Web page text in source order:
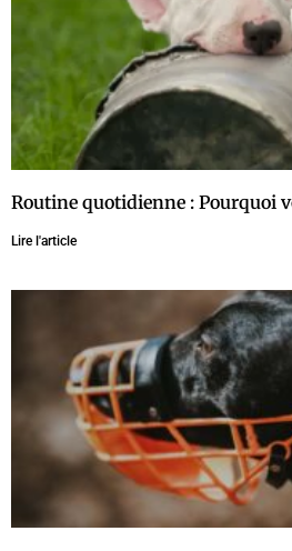
Routine quotidienne : Pourquoi
Lire l'article